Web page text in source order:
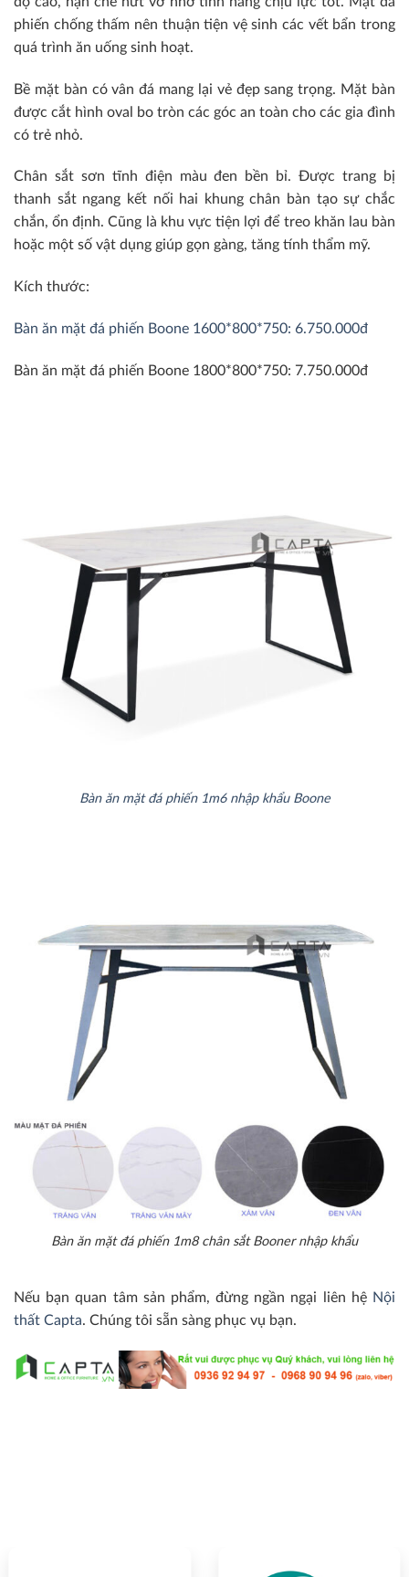
phiến chống thấm nên thuận tiện vệ sinh các vết bẩn trong
quá trình ăn uống sinh hoạt.
Bề mặt bàn có vân đá mang lại vẻ đẹp sang trọng. Mặt bàn
được cắt hình oval bo tròn các góc an toàn cho các gia đình
có trẻ nhỏ.
Chân sắt sơn tĩnh điện màu đen bền bỉ. Được trang bị
thanh sắt ngang kết nối hai khung chân bàn tạo sự chắc
chắn, ổn định. Cũng là khu vực tiện lợi để treo khăn lau bàn
hoặc một số vật dụng giúp gọn gàng, tăng tính thẩm mỹ.
Kích thước:
Bàn ăn mặt đá phiến Boone 1600*800*750: 6.750.000đ
Bàn ăn mặt đá phiến Boone 1800*800*750: 7.750.000đ
Bàn ăn mặt đá phiến 1m6 nhập khẩu Boone
Bàn ăn mặt đá phiến 1m8 chân sắt Booner nhập khẩu
Nếu bạn quan tâm sản phẩm, đừng ngần ngại liên hệ Nội
thất Capta. Chúng tôi sẵn sàng phục vụ bạn.